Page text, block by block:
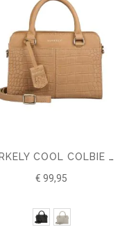
BURKELY COOL COLBIE HANDBAG SMALL
€ 99,95